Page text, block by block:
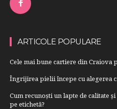
ARTICOLE POPULARE
Cele mai bune cartiere din
Îngrijirea pielii începe cu alegerea
Cum recunoști un lapte de calitate
pe etichetă?